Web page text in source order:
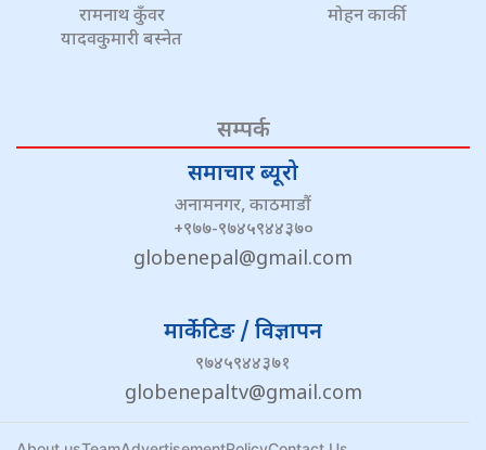
रामनाथ कुँवर
यादवकुमारी बस्नेत
मोहन कार्की
सम्पर्क
समाचार ब्यूरो
अनामनगर, काठमाडौं
+९७७-९७४५९४४३७०
globenepal@gmail.com
मार्केटिङ / विज्ञापन
९७४५९४४३७१
globenepaltv@gmail.com